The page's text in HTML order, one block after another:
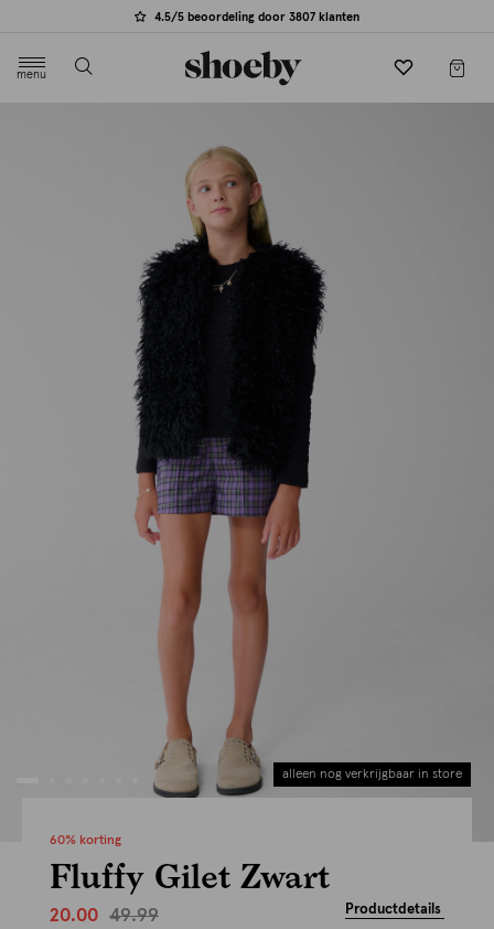
4.5/5 beoordeling door 3807 klanten
menu
alleen nog verkrijgbaar in store
60% korting
Fluffy Gilet Zwart
20.00 49.99 Productdetails